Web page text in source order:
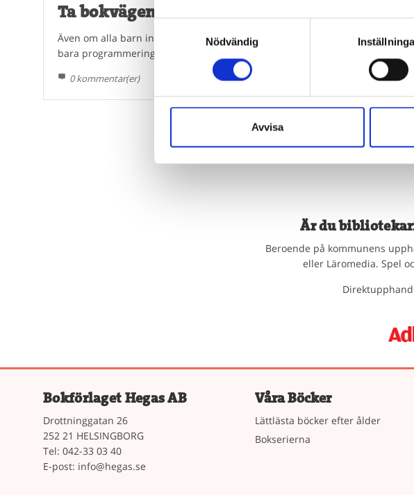
Nödvändig
Avvisa
Ta bokvägen till digital kompetens
Även om alla barn inte ska bli programmerare när de blir vuxna behöver
bara programmering. Låt böcker väcka nyfikenheten kring programmering,
0 kommentar(er)
Är du
Beroende på kommunens
eller Läromedia. Spel
Bokförlaget Hegas AB
Drottninggatan 26
252 21 HELSINGBORG
Tel: 042-33 03 40
E-post: info@hegas.se
Våra Böcker
Lättlästa böcker efter ålder
Bokserierna